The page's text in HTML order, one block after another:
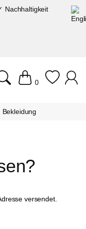
Nachhaltigkeit
0
Bekleidung
versendet.